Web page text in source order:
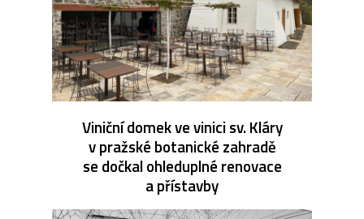
Viniční domek ve vinici sv. Kláry
v pražské botanické zahradě
se dočkal ohleduplné renovace
a přístavby